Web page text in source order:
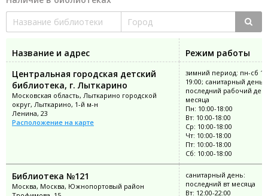
Название и адрес
Режим работы
Центральная городская детский
библиотека, г. Лыткарино
Московская область, Лыткарино городской
округ, Лыткарино, 1-й м-н
Ленина, 23
Расположение на карте
зимний период: пн-сб
19:00; санитарный день:
последний рабочий
месяца
Пн: 10:00-18:00
Вт: 10:00-18:00
Ср: 10:00-18:00
Чт: 10:00-18:00
Пт: 10:00-18:00
Сб: 10:00-18:00
Библиотека №121
Москва, Москва, Южнопортовый район
санитарный день:
последний вт месяца
Вт: 12:00-22:00